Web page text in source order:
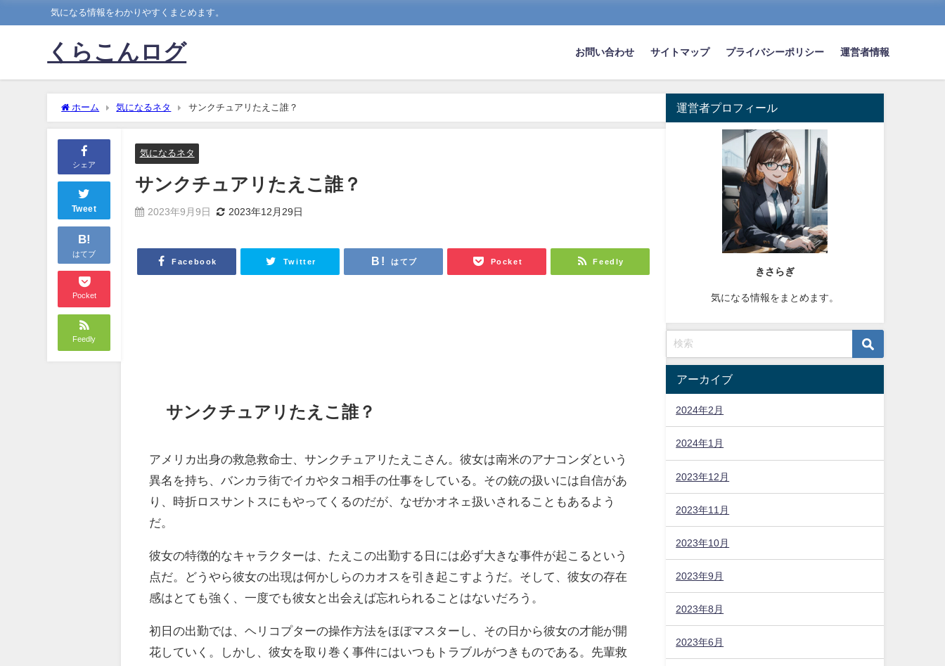
気になる情報をわかりやすくまとめます。
くらこんログ お問い合わせ サイトマップ プライバシーポリシー 運営者情報
ホーム 気になるネタ サンクチュアリたえこ誰？
シェア
Tweet
B!
はてブ
Pocket
Feedly
気になるネタ
サンクチュアリたえこ誰？
2023年9月9日 2023年12月29日
Facebook Twitter はてブ Pocket Feedly
サンクチュアリたえこ誰？
アメリカ出身の救急救命士、サンクチュアリたえこさん。彼女は南米のアナコンダという
異名を持ち、バンカラ街でイカやタコ相手の仕事をしている。その銃の扱いには自信があ
り、時折ロスサントスにもやってくるのだが、なぜかオネェ扱いされることもあるよう
だ。
彼女の特徴的なキャラクターは、たえこの出勤する日には必ず大きな事件が起こるという
点だ。どうやら彼女の出現は何かしらのカオスを引き起こすようだ。そして、彼女の存在
感はとても強く、一度でも彼女と出会えば忘れられることはないだろう。
初日の出勤では、ヘリコプターの操作方法をほぼマスターし、その日から彼女の才能が開
花していく。しかし、彼女を取り巻く事件にはいつもトラブルがつきものである。先輩救
運営者プロフィール
きさらぎ
気になる情報をまとめます。
アーカイブ
2024年2月
2024年1月
2023年12月
2023年11月
2023年10月
2023年9月
2023年8月
2023年6月